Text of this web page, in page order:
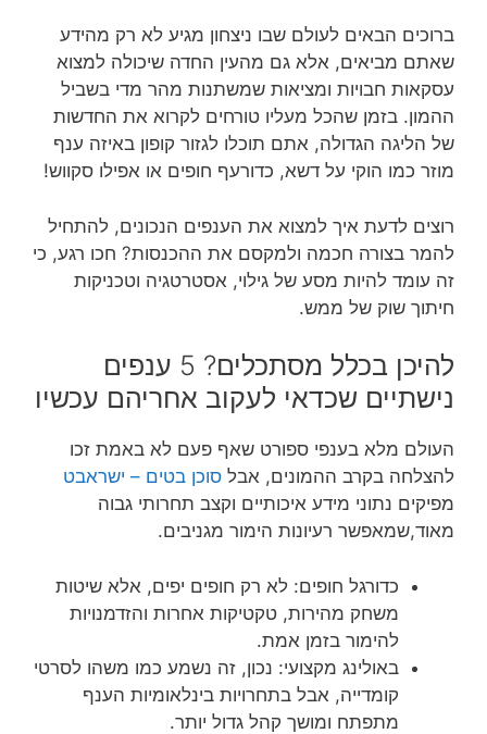
ברוכים הבאים לעולם שבו ניצחון מגיע לא רק מהידע
שאתם מביאים, אלא גם מהעין החדה שיכולה למצוא
עסקאות חבויות ומציאות שמשתנות מהר מדי בשביל
ההמון. בזמן שהכל מעליו טורחים לקרוא את החדשות
של הליגה הגדולה, אתם תוכלו לגזור קופון באיזה ענף
מוזר כמו הוקי על דשא, כדורעף חופים או אפילו סקווש!
רוצים לדעת איך למצוא את הענפים הנכונים, להתחיל
להמר בצורה חכמה ולמקסם את ההכנסות? חכו רגע, כי
זה עומד להיות מסע של גילוי, אסטרטגיה וטכניקות
חיתוך שוק של ממש.
להיכן בכלל מסתכלים? 5 ענפים
נישתיים שכדאי לעקוב אחריהם עכשיו
העולם מלא בענפי ספורט שאף פעם לא באמת זכו
להצלחה בקרב ההמונים, אבל סוכן בטים – ישראבט
מפיקים נתוני מידע איכותיים וקצב תחרותי גבוה
מאוד,שמאפשר רעיונות הימור מגניבים.
כדורגל חופים: לא רק חופים יפים, אלא שיטות
משחק מהירות, טקטיקות אחרות והזדמנויות
להימור בזמן אמת.
באולינג מקצועי: נכון, זה נשמע כמו משהו לסרטי
קומדייה, אבל בתחרויות בינלאומיות הענף
מתפתח ומושך קהל גדול יותר.